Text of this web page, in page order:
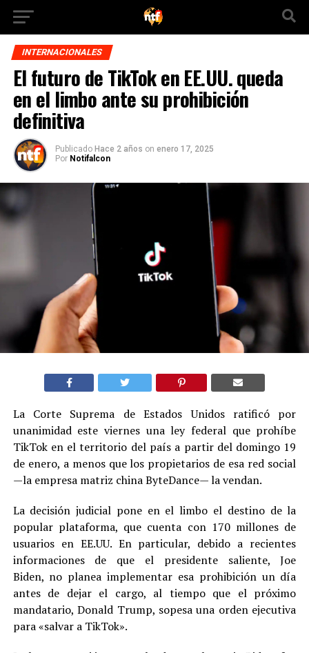
INTERNACIONALES
El futuro de TikTok en EE.UU. queda
en el limbo ante su prohibición
definitiva
Publicado Hace 2 años on enero 17, 2025
Por Notifalcon
La Corte Suprema de Estados Unidos ratificó por
unanimidad este viernes una ley federal que prohíbe
TikTok en el territorio del país a partir del domingo 19
de enero, a menos que los propietarios de esa red social
—la empresa matriz china ByteDance— la vendan.
La decisión judicial pone en el limbo el destino de la
popular plataforma, que cuenta con 170 millones de
usuarios en EE.UU. En particular, debido a recientes
informaciones de que el presidente saliente, Joe
Biden, no planea implementar esa prohibición un día
antes de dejar el cargo, al tiempo que el próximo
mandatario, Donald Trump, sopesa una orden ejecutiva
para «salvar a TikTok».